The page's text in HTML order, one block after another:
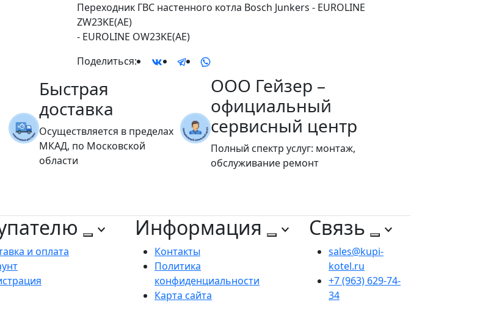
Переходник ГВС настенного котла Bosch Junkers - EUROLINE
ZW23KE(AE)
- EUROLINE OW23KE(AE)
Поделиться:
Быстрая
доставка
Осуществляется в пределах
МКАД, по Московской
области
ООО Гейзер –
официальный
сервисный центр
Полный спектр услуг: монтаж,
обслуживание ремонт
и оплата
Информация
Контакты
Политика
конфиденциальности
Карта сайта
Связь
sales@kupi-
kotel.ru
+7 (963) 629-74-
34